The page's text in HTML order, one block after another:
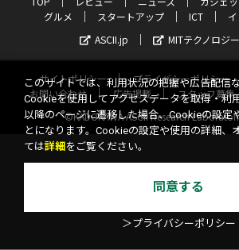
グルメ
スタートアップ ICT
ASCII.jp
MITテクノロジ
サイトポリシー プライバシーポリシー
お問い合わせ
広告掲載 スタッフ募集
©KADOKAWA ASCII Research
このサイトでは、利用状況の把握や広告配信
Cookieを使用してアクセスデータを取得・利
以降のページに遷移した場合、Cookieの設定
とになります。Cookieの設定や使用の詳細、
ては詳細 をご覧ください。
同意する
＞プライバシーポリシー